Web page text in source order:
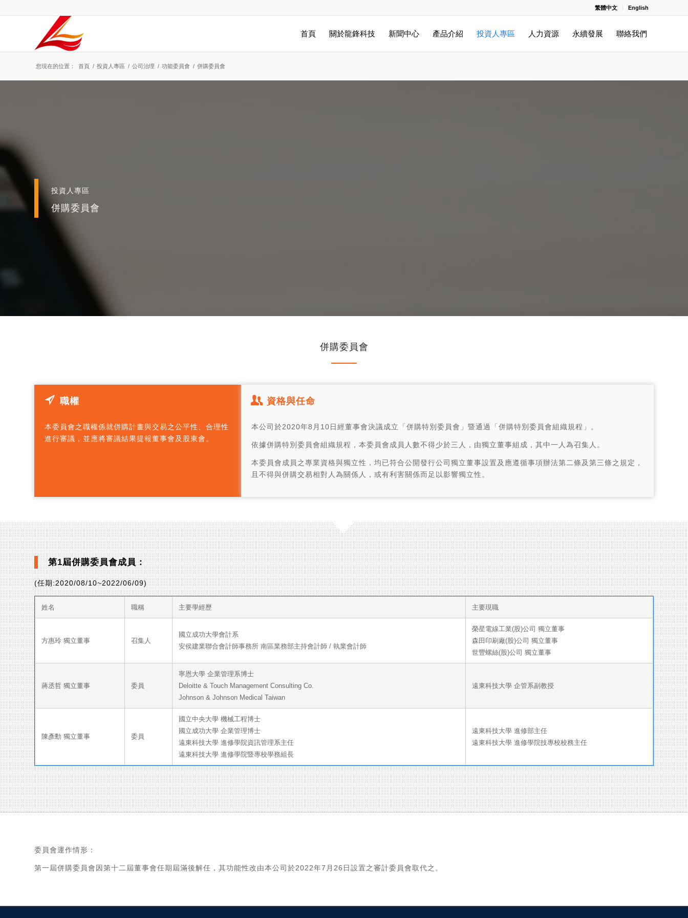
繁體中文 English
首頁 關於龍鋒科技 新聞中心 產品介紹 投資人專區 人力資源 永續發展 聯絡我們
您現在的位置： 首頁 / 投資人專區 / 公司治理 / 功能委員會 / 併購委員會
投資人專區
併購委員會
併購委員會
職權
本委員會之職權係就併購計畫與交易之公平性、合理性
進行審議，並應將審議結果提報董事會及股東會。
資格與任命
本公司於2020年8月10日經董事會決議成立「併購特別委員會」暨通過「併購特別委員會組織規程」。
依據併購特別委員會組織規程，本委員會成員人數不得少於三人，由獨立董事組成，其中一人為召集人。
本委員會成員之專業資格與獨立性，均已符合公開發行公司獨立董事設置及應遵循事項辦法第二條及第三條之規定，
且不得與併購交易相對人為關係人，或有利害關係而足以影響獨立性。
第1屆併購委員會成員：
(任期:2020/08/10~2022/06/09)
姓名 職稱 主要學經歷 主要現職
方惠玲 獨立董事 召集人
國立成功大學會計系
安侯建業聯合會計師事務所 南區業務部主持會計師 / 執業會計師
榮星電線工業(股)公司 獨立董事
森田印刷廠(股)公司 獨立董事
世豐螺絲(股)公司 獨立董事
蔣丞哲 獨立董事 委員
寧恩大學 企業管理系博士
Deloitte & Touch Management Consulting Co.
Johnson & Johnson Medical Taiwan
遠東科技大學 企管系副教授
陳彥勳 獨立董事 委員
國立中央大學 機械工程博士
國立成功大學 企業管理博士
遠東科技大學 進修學院資訊管理系主任
遠東科技大學 進修學院暨專校學務組長
遠東科技大學 進修部主任
遠東科技大學 進修學院技專校校務主任
委員會運作情形：
第一屆併購委員會因第十二屆董事會任期屆滿後解任，其功能性改由本公司於2022年7月26日設置之審計委員會取代之。